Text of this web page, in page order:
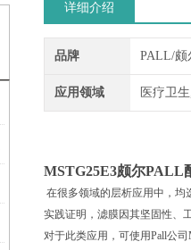
详细介绍
品牌 PALL/颇
应用领域 医疗卫
MSTG25E3颇尔PALL
在很多领域的层析应用中，均
实践证明，滤膜因其坚固性、
对于此类应用，可使用Pall公